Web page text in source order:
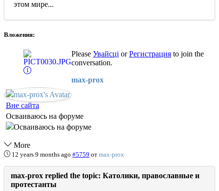
этом мире...
Вложения:
Please Увайсці orРегистрацияto join the
conversation.
max-prox
Вне сайта
Осваиваюсь на форуме
More
12 years 9 months ago #5759 от max-prox
max-prox replied the topic: Католики, православные и
протестанты